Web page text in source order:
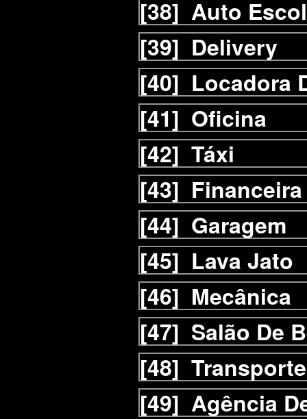
[38] Auto
[39] Delivery
[40] Locadora
[41] Oficina
[42] Táxi
[43] Financeira
[44] Garagem
[45] Lava Jato
[46] Mecânica
[47] Salão De
[48] Transporte
[49] Agência